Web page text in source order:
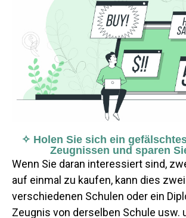
✧ Holen Sie sich ein
Zeugnissen und sparen
Wenn Sie daran interessiert sind,
auf einmal zu kaufen, kann dies
verschiedenen Schulen oder ein
Zeugnis von derselben Schule usw.